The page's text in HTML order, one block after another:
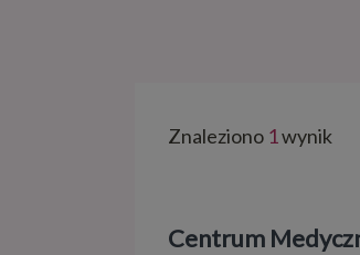
Znaleziono 1 wynik
Centrum